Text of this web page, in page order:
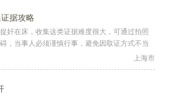
据攻略
奸在床，收集这类证据难度很大，可通过拍照
，当事人必须谨慎行事，避免因取证方式不当
上海市